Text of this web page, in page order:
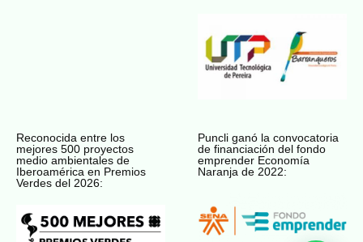
Reconocida entre los
mejores 500 proyectos
medio ambientales de
Iberoamérica en Premios
Verdes del 2026:
Puncli ganó la convocatoria
de financiación del fondo
emprender Economía
Naranja de 2022: